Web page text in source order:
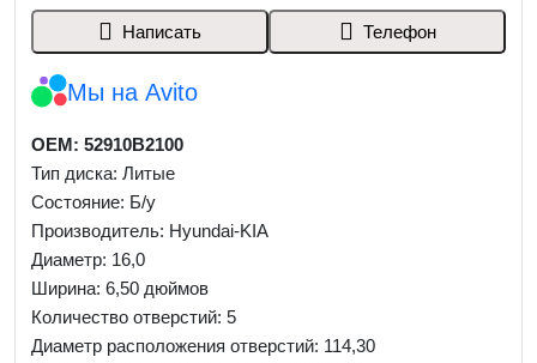
Написать Телефон
Мы на Avito
OEM: 52910B2100
Тип диска: Литые
Состояние: Б/у
Производитель: Hyundai-KIA
Диаметр: 16,0
Ширина: 6,50 дюймов
Количество отверстий: 5
Диаметр расположения отверстий: 114,30